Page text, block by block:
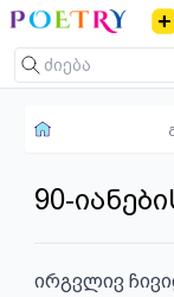
90-
ირგვლივ